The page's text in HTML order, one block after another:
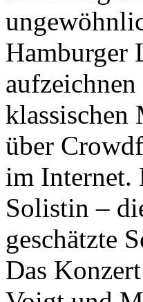
Hamburger
klassischen
über
im Internet.
Solistin –
geschätzte
Das